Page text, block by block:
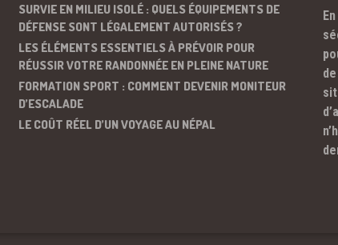
SURVIE EN MILIEU ISOLÉ : QUELS ÉQUIPEMENTS DE
DÉFENSE SONT LÉGALEMENT AUTORISÉS ?
LES ÉLÉMENTS ESSENTIELS À PRÉVOIR POUR
RÉUSSIR VOTRE RANDONNÉE EN PLEINE NATURE
FORMATION SPORT : COMMENT DEVENIR MONITEUR
D’ESCALADE
LE COÛT RÉEL D’UN VOYAGE AU NÉPAL